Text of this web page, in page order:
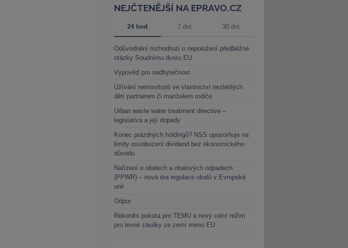
NEJČTENĚJŠÍ NA EPRAVO.CZ
24 hod 7 dní 30 dní
Odůvodnění rozhodnutí o nepoložení předběžné
otázky Soudnímu dvoru EU
Výpověď pro nadbytečnost
Užívání nemovitosti ve vlastnictví nezletilých
dětí partnerem či manželem rodiče
Urban waste water treatment directive –
legislativa a její dopady
Konec prázdných holdingů? NSS upozorňuje na
limity osvobození dividend bez ekonomického
důvodu
Nařízení o obalech a obalových odpadech
(PPWR) – nová éra regulace obalů v Evropské
unii
Odpor
Rekordní pokuta pro TEMU a nový celní režim
pro levné zásilky ze zemí mimo EU